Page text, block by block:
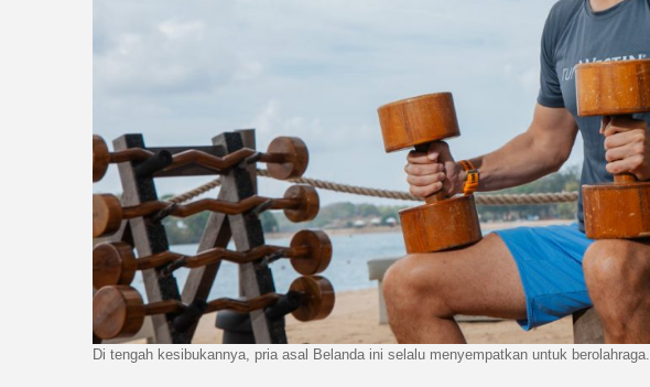
Di tengah kesibukannya, pria asal Belanda ini selalu menyempatkan untuk berolahraga.